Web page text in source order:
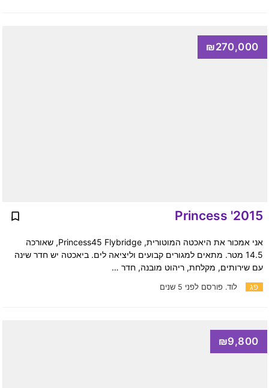
₪270,000
2015' Princess
פג לוד.פורסם לפני 5 שנים
אני אמכור את היאכטה המוטורית, Princess45 Flybridge, שאורכה
14.5 מטר. מתאים למגורים קבועים וליציאה לים. ביאכטה יש חדר שינה
עם שירותים, מקלחת, ריהוט מובנה, חדר …
₪9,800